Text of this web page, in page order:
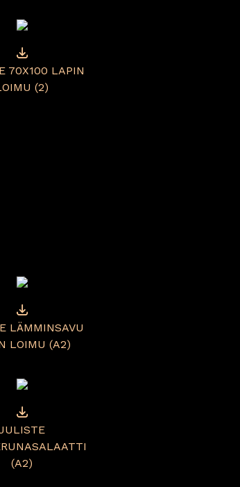
70X100 LAPIN
(2)
LÄMMINSAVU
LOIMU (A2)
(A2)